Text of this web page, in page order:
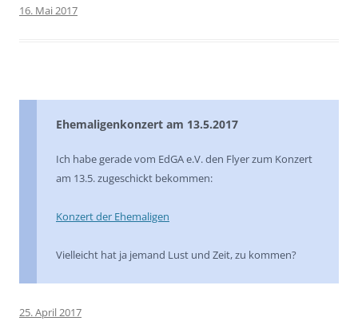
16. Mai 2017
Ehemaligenkonzert am 13.5.2017
Ich habe gerade vom EdGA e.V. den Flyer zum Konzert
am 13.5. zugeschickt bekommen:
Konzert der Ehemaligen
Vielleicht hat ja jemand Lust und Zeit, zu kommen?
25. April 2017